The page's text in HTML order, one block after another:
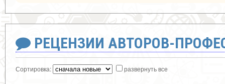
РЕЦЕНЗИИ АВТОРОВ-
Сортировка: развернуть все